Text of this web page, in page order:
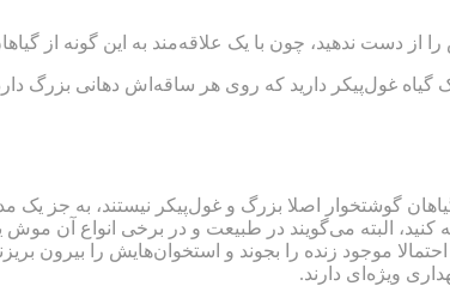
دست ندهید، چون با یک علاقه‌مند به این گونه از
گیاه غول‌پیکر دارید که روی هر ساقه‌اش دهانی بزرگ
گوشتخوار اصلا بزرگ و غول‌پیکر نیستند، به جز یک مدل،
کنید، البته می‌گویند در طبیعت و در برخی انواع آن
موجود زنده را بجوند و استخوان‌هایش را بیرون
ویژه‌ای دارند.